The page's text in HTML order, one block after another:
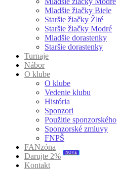
Mladšie žiačky Biele
Staršie žiačky Žlté
Staršie žiačky Modré
Mladšie dorastenky
Staršie dorastenky
Turnaje
Nábor
O klube
O klube
Vedenie klubu
História
Sponzori
Použitie sponzorského
Sponzorské zmluvy
FNPŠ
FANzóna
Darujte 2%
NOVÉ
Kontakt